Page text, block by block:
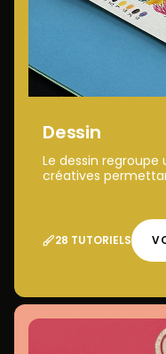
Dessin
Le dessin
créatives
28 TUTORIELS